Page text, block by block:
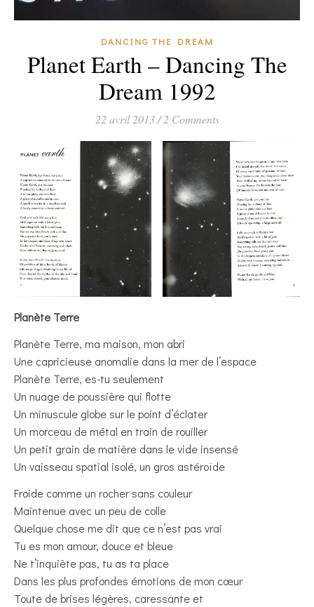
DANCING THE DREAM
Planet Earth – Dancing The
Dream 1992
22 avril 2013 / 2 Comments
Planète Terre
Planète Terre, ma maison, mon abri
Une capricieuse anomalie dans la mer de l’espace
Planète Terre, es-tu seulement
Un nuage de poussière qui flotte
Un minuscule globe sur le point d’éclater
Un morceau de métal en train de rouiller
Un petit grain de matière dans le vide insensé
Un vaisseau spatial isolé, un gros astéroïde
Froide comme un rocher sans couleur
Maintenue avec un peu de colle
Quelque chose me dit que ce n’est pas vrai
Tu es mon amour, douce et bleue
Ne t’inquiète pas, tu as ta place
Dans les plus profondes émotions de mon cœur
Toute de brises légères, caressante et